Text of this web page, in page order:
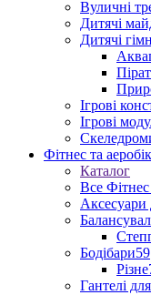
Вуличні
Дитячі
Дитячі
Ігрові
Ігрові
Фітнес та
Каталог
Все Фітнес
Аксесуари
Бодібари59
Різне
Гантелі